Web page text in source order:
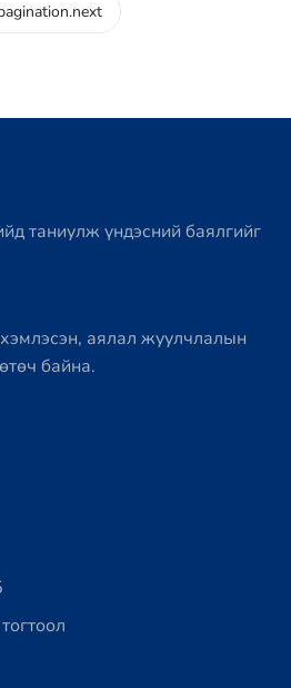
таниулж үндэсний баялгийг
аялал жуулчлалын
байна.